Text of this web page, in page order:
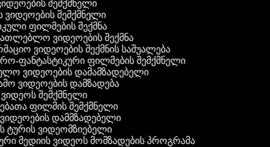
შემქმნელი
ვიდეოების შემქმნელი
ფილმების შექმნა
ვიდეოების შექმნა
ვიდეოების შექმნის საშუალება
ფანტასტიკური ფილმების შემქმნელი
ვიდეოების დამამზადებელი
ვიდეოების დამზადება
ვიდეოს შემქმნელი
ფილმის შემქმნელი
ვიდეოების დამმზადებელი
ტურის ვიდეომზიებელი
მედიის ვიდეოს მომზადების პროგრამა